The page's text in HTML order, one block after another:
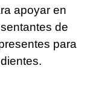
apoyar en
de
para